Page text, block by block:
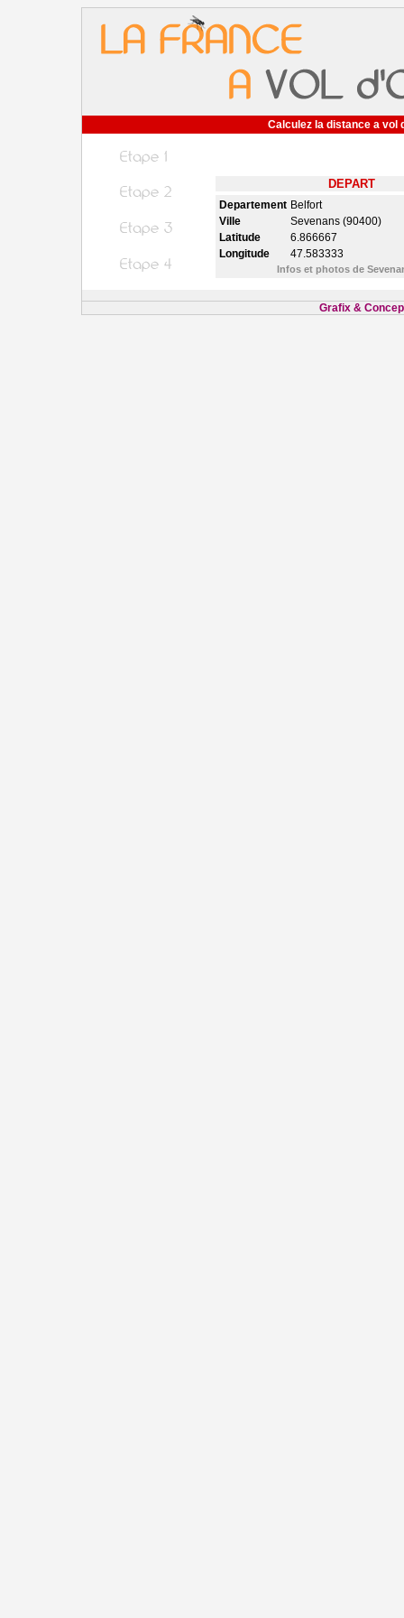
Calculez la distance a vol
DEPART
Departement Belfort
Ville
Sevenans (90400)
Latitude
6.866667
Longitude
47.583333
Infos et photos de
Grafix &